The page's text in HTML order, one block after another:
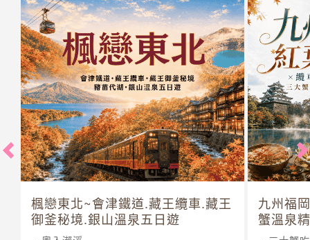
楓戀東北~會津鐵道.藏王纜車.藏王
御釜秘境.銀山溫泉五日遊
九州福
蟹溫泉